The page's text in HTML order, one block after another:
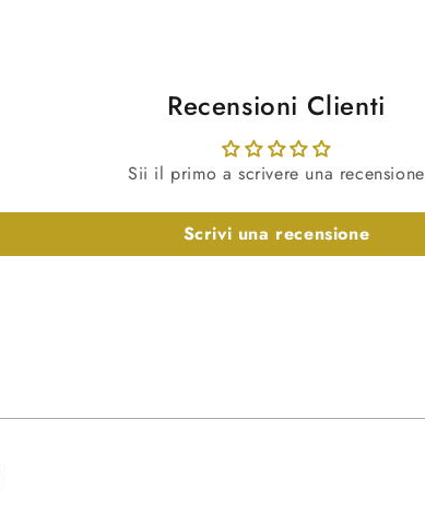
Recensioni Clienti
Sii il primo a scrivere una recensione
Scrivi una recensione